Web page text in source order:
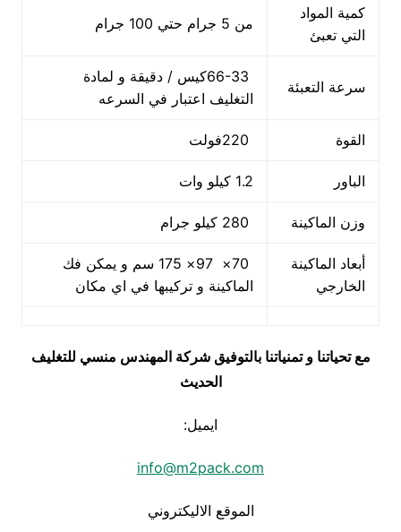
كمية المواد
التي تعبئ
من 5 جرام حتي 100 جرام
سرعة التعبئة
66-33كيس / دقيقة و لمادة
التغليف اعتبار في السرعه
القوة
الباور 1.2 كيلو وات
وزن الماكينة
أبعاد الماكينة
الخارجي
70× 97× 175 سم و يمكن فك
الماكينة و تركيبها في اي مكان
مع تحياتنا و تمنياتنا بالتوفيق شركة المهندس منسي للتغليف
الحديث
ايميل:
info@m2pack.com
الموقع الاليكتروني